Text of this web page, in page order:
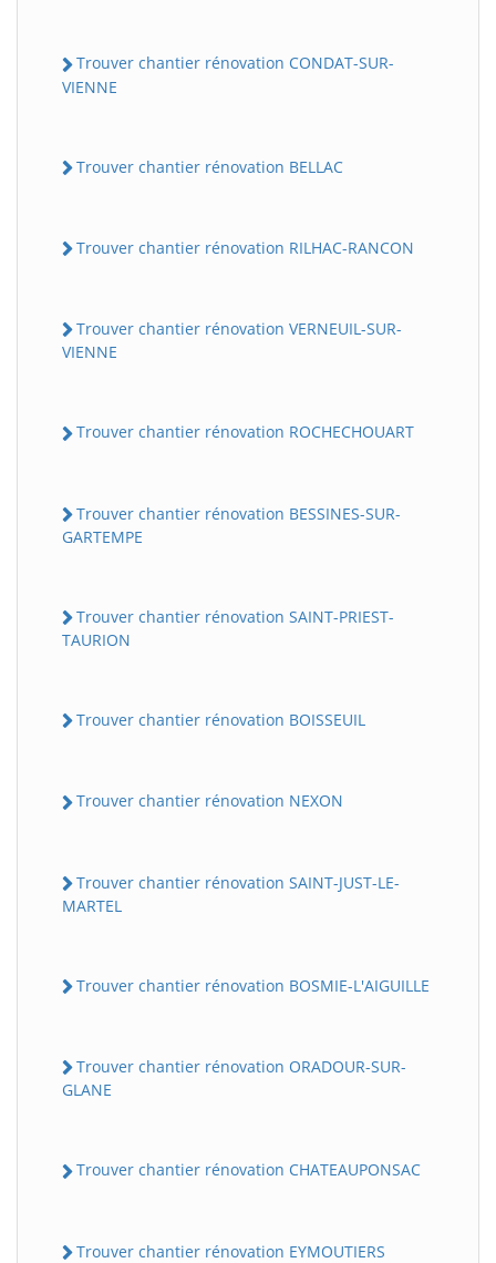
Trouver chantier rénovation CONDAT-SUR-
VIENNE
Trouver chantier rénovation BELLAC
Trouver chantier rénovation RILHAC-RANCON
Trouver chantier rénovation VERNEUIL-SUR-
VIENNE
Trouver chantier rénovation ROCHECHOUART
Trouver chantier rénovation BESSINES-SUR-
GARTEMPE
Trouver chantier rénovation SAINT-PRIEST-
TAURION
Trouver chantier rénovation BOISSEUIL
Trouver chantier rénovation NEXON
Trouver chantier rénovation SAINT-JUST-LE-
MARTEL
Trouver chantier rénovation BOSMIE-L'AIGUILLE
Trouver chantier rénovation ORADOUR-SUR-
GLANE
Trouver chantier rénovation CHATEAUPONSAC
Trouver chantier rénovation EYMOUTIERS